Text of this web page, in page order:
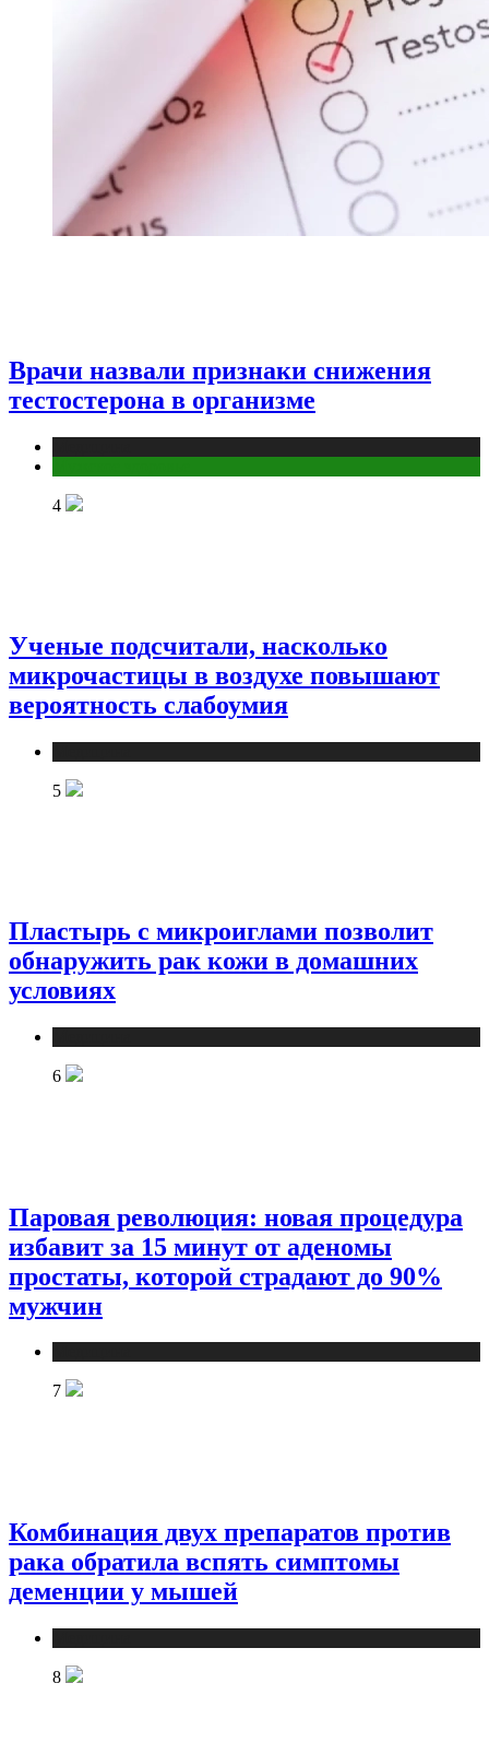
Врачи назвали признаки снижения
тестостерона в организме
4
Ученые подсчитали, насколько
микрочастицы в воздухе повышают
вероятность слабоумия
5
Пластырь с микроиглами позволит
обнаружить рак кожи в домашних
условиях
6
Паровая революция: новая процедура
избавит за 15 минут от аденомы
простаты, которой страдают до 90%
мужчин
7
Комбинация двух препаратов против
рака обратила вспять симптомы
деменции у мышей
8